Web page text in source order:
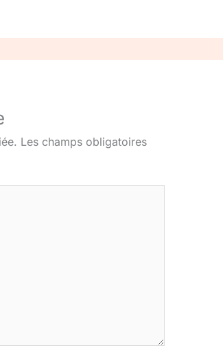
Les champs obligatoires